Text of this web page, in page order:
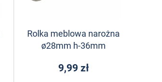
Rolka meblowa narożna
ø28mm h-36mm
9,99 zł